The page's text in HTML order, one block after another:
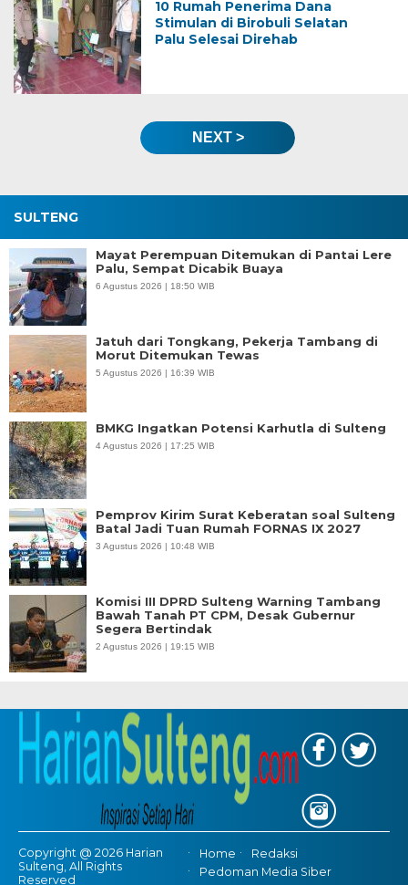
10 Rumah Penerima Dana
Stimulan di Birobuli Selatan
Palu Selesai Direhab
NEXT >
SULTENG
Mayat Perempuan Ditemukan di Pantai Lere
Palu, Sempat Dicabik Buaya
6 Agustus 2026 | 18:50 WIB
Jatuh dari Tongkang, Pekerja Tambang di
Morut Ditemukan Tewas
5 Agustus 2026 | 16:39 WIB
BMKG Ingatkan Potensi Karhutla di Sulteng
4 Agustus 2026 | 17:25 WIB
Pemprov Kirim Surat Keberatan soal Sulteng
Batal Jadi Tuan Rumah FORNAS IX 2027
3 Agustus 2026 | 10:48 WIB
Komisi III DPRD Sulteng Warning Tambang
Bawah Tanah PT CPM, Desak Gubernur
Segera Bertindak
2 Agustus 2026 | 19:15 WIB
Copyright @ 2026 Harian
Sulteng, All Rights
Reserved
Home
Redaksi
Pedoman Media Siber